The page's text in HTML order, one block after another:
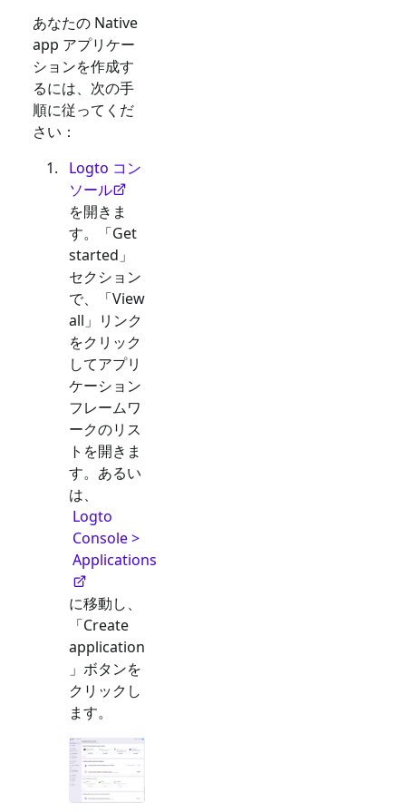
あなたの Native
app アプリケー
ションを作成す
るには、次の手
順に従ってくだ
さい：
Logto コン
ソール
を開きま
す。「Get
started」
セクション
で、「View
all」リンク
をクリック
してアプリ
ケーション
フレームワ
ークのリス
トを開きま
す。あるい
は、
Logto
Console >
Applications
に移動し、
「Create
application
」ボタンを
クリックし
ます。